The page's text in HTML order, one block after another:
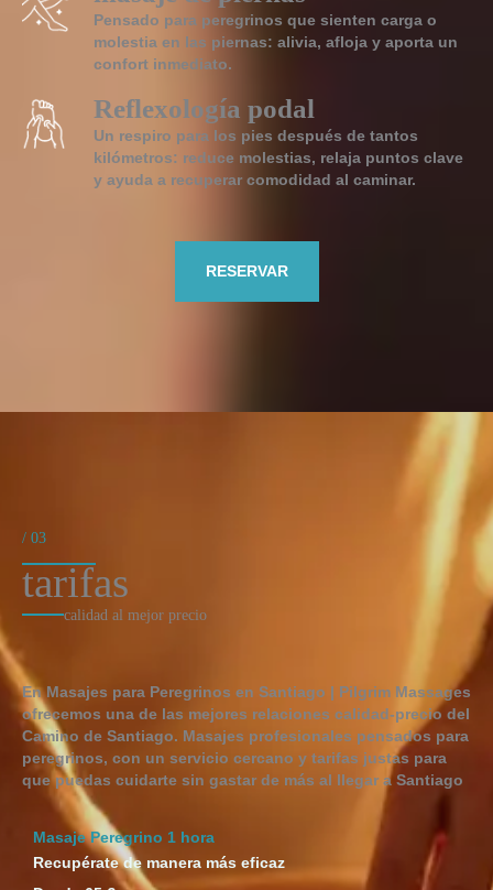
Pensado para peregrinos que sienten carga o
molestia en las piernas: alivia, afloja y aporta un
confort inmediato.
Reflexología podal
Un respiro para los pies después de tantos
kilómetros: reduce molestias, relaja puntos clave
y ayuda a recuperar comodidad al caminar.
RESERVAR
/ 03
tarifas​
calidad al mejor precio
En Masajes para Peregrinos en Santiago | Pilgrim Massages
ofrecemos una de las mejores relaciones calidad-precio del
Camino de Santiago. Masajes profesionales pensados para
peregrinos, con un servicio cercano y tarifas justas para
que puedas cuidarte sin gastar de más al llegar a Santiago
Masaje Peregrino 1 hora
Recupérate de manera más eficaz